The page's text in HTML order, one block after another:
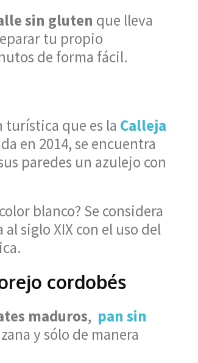
sin gluten que lleva
tu propio
de forma fácil.
turística que es la Calleja
en 2014, se encuentra
paredes un azulejo con
blanco? Se considera
al siglo XIX con el uso del
cordobés
maduros, pan sin
y sólo de manera